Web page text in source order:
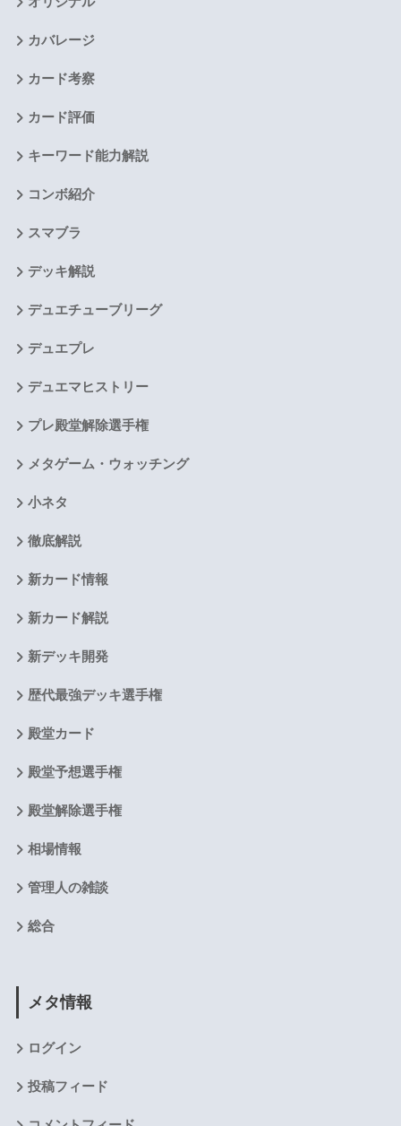
カバレージ
カード考察
カード評価
キーワード能力解説
コンボ紹介
スマブラ
デッキ解説
デュエチューブリーグ
デュエプレ
デュエマヒストリー
プレ殿堂解除選手権
メタゲーム・ウォッチング
小ネタ
徹底解説
新カード情報
新カード解説
新デッキ開発
歴代最強デッキ選手権
殿堂カード
殿堂予想選手権
殿堂解除選手権
相場情報
管理人の雑談
総合
メタ情報
ログイン
投稿フィード